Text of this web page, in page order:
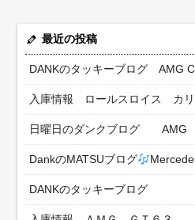
最近の投稿
DANKのタッキーブログ AMG
入庫情報 ロールスロイス カ
日曜日のダンクブログ AMG
DankのMATSUブログ
DANKのタッキーブログ